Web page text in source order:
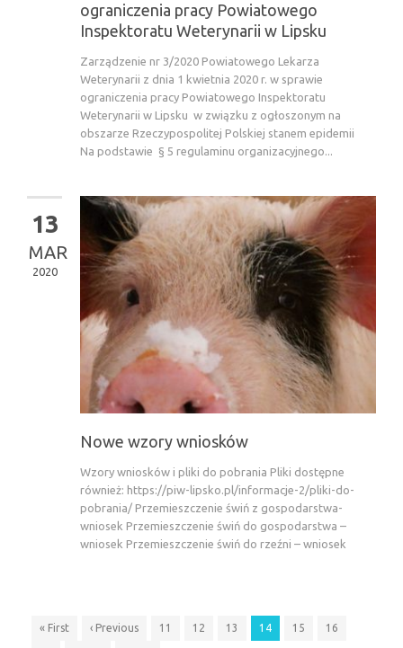
ograniczenia pracy Powiatowego
Inspektoratu Weterynarii w Lipsku
Zarządzenie nr 3/2020 Powiatowego Lekarza
Weterynarii z dnia 1 kwietnia 2020 r. w sprawie
ograniczenia pracy Powiatowego Inspektoratu
Weterynarii w Lipsku w związku z ogłoszonym na
obszarze Rzeczypospolitej Polskiej stanem epidemii
Na podstawie § 5 regulaminu organizacyjnego...
13
MAR
2020
Nowe wzory wniosków
Wzory wniosków i pliki do pobrania Pliki dostępne
również: https://piw-lipsko.pl/informacje-2/pliki-do-
pobrania/ Przemieszczenie świń z gospodarstwa-
wniosek Przemieszczenie świń do gospodarstwa –
wniosek Przemieszczenie świń do rzeźni – wniosek
« First ‹ Previous 11 12 13 14 15 16